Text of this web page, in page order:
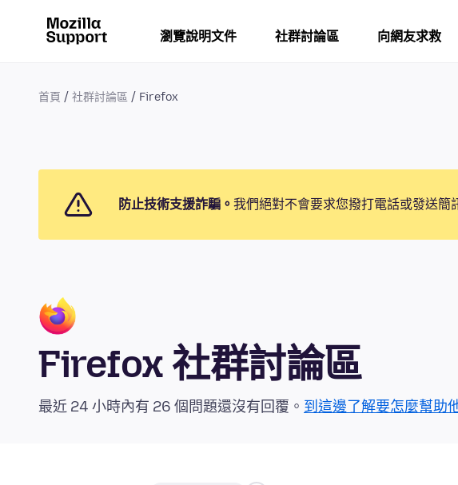
瀏覽說明文件 社群討論區 向網友求救
首頁 社群討論區 Firefox
防止技術支援詐騙。 我們絕對不會要求您撥打電話或發送簡
Firefox 社群討論區
最近 24 小時內有 26 個問題還沒有回覆。 到這邊了解要怎麼幫助